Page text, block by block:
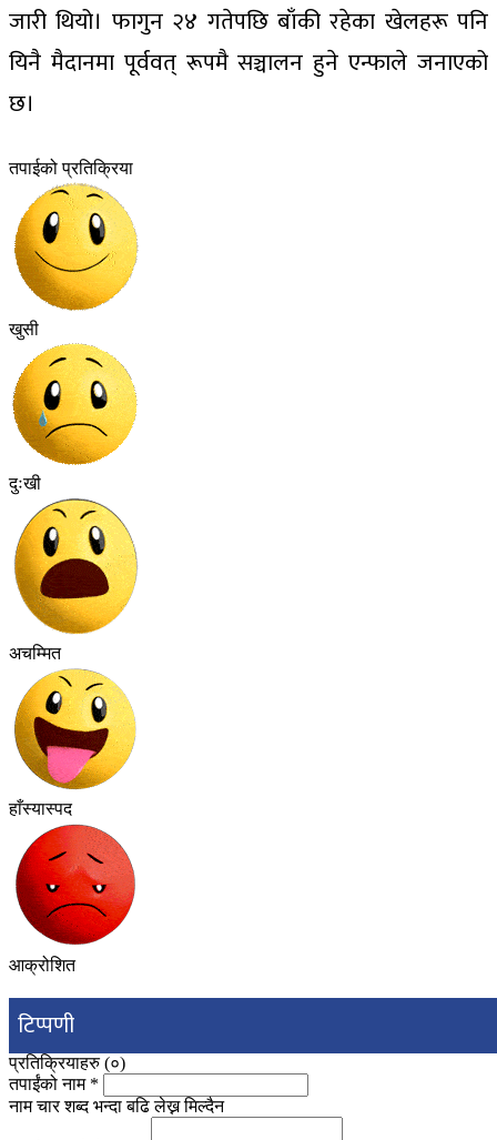
जारी थियो। फागुन २४ गतेपछि बाँकी रहेका खेलहरू पनि
यिनै मैदानमा पूर्ववत् रूपमै सञ्चालन हुने एन्फाले जनाएको
छ।
तपाईको प्रतिक्रिया
खुसी
दुःखी
अचम्मित
हाँस्यास्पद
आक्रोशित
टिप्पणी
प्रतिक्रियाहरु (०)
तपाईंको नाम *
नाम चार शब्द भन्दा बढि लेख्न मिल्दैन